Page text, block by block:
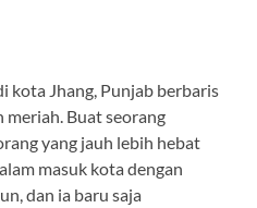
kota Jhang, Punjab berbaris
Buat seorang
yang jauh lebih hebat
masuk kota dengan
dan ia baru saja